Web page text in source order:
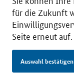
© 2026
RSS
Impressum
für die Zukunft
Seite erneut auf.
Auswahl bestätigen